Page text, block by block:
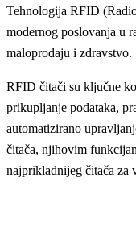
Tehnologija RFID
modernog poslovanja u
maloprodaju i zdravstvo.
RFID čitači su ključne
prikupljanje podataka,
automatizirano
čitača, njihovim
najprikladnijeg čitača za